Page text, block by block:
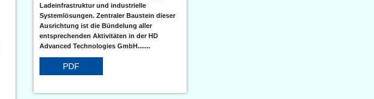
Ladeinfrastruktur und industrielle
Systemlösungen. Zentraler Baustein dieser
Ausrichtung ist die Bündelung aller
entsprechenden Aktivitäten in der HD
Advanced Technologies GmbH.......
PDF